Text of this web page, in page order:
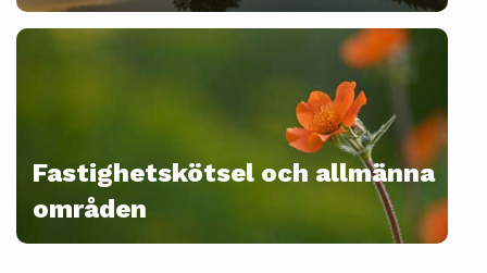
Fastighetskötsel och allmänna
områden